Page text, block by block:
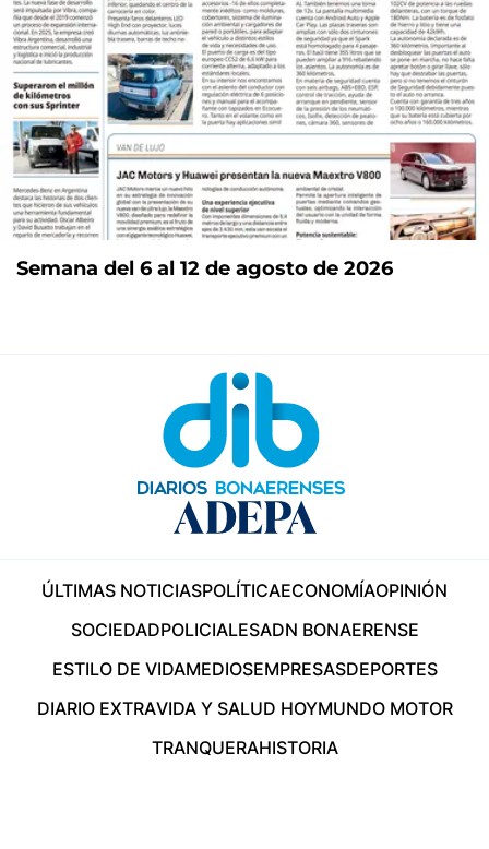
Semana del 6 al 12 de agosto de 2026
ÚLTIMAS NOTICIASPOLÍTICAECONOMÍAOPINIÓN
SOCIEDADPOLICIALESADN BONAERENSE
ESTILO DE VIDAMEDIOSEMPRESASDEPORTES
DIARIO EXTRAVIDA Y SALUD HOYMUNDO MOTOR
TRANQUERAHISTORIA